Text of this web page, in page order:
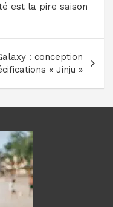
est la pire saison
: conception
« Jinju »